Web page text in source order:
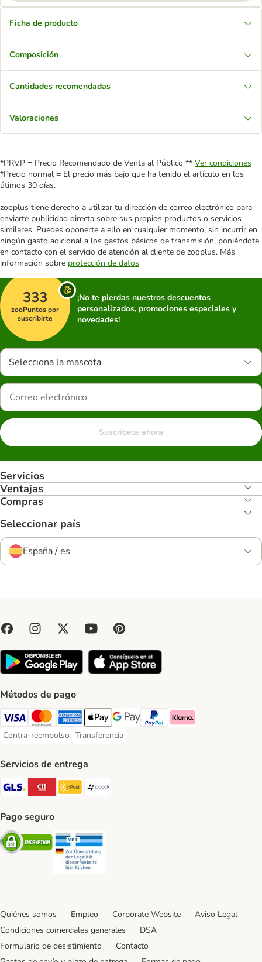
Ficha de producto
Composición
Cantidades recomendadas
Valoraciones
*PRVP = Precio Recomendado de Venta al Público ** Ver condiciones
*Precio normal = El precio más bajo que ha tenido el artículo en los
útimos 30 días.
zooplus tiene derecho a utilizar tu dirección de correo electrónico para
enviarte publicidad directa sobre sus propios productos o servicios
similares. Puedes oponerte a ello en cualquier momento, sin incurrir en
ningún gasto adicional a los gastos básicos de transmisión, poniéndote
en contacto con el servicio de atención al cliente de zooplus. Más
información sobre protección de datos
333
zooPuntos por
suscribirte
¡No te pierdas nuestros descuentos
personalizados, promociones especiales y
novedades!
Selecciona la mascota
Suscríbete ahora
Servicios
Ventajas
Compras
Seleccionar país
España / es
Métodos de pago
Visa Payment Method
Mastercard Payment Method
American Express Payment Method
Apple Pay Payment Method
Google Pay Payment Method
PayPal Payment Method
Klarna Payment Method
Contra-reembolso
Contra-reembolso Payment Method
Transferencia
Transferencia Payment Method
Servicios de entrega
GLS Shipping Method
CTTExpress Shipping Method
InPost Shipping Method
paack Shipping Method
Pago seguro
Security
Quiénes somos Empleo Corporate Website
Aviso Legal
Condiciones comerciales generales
DSA
Formulario de desistimiento
Contacto